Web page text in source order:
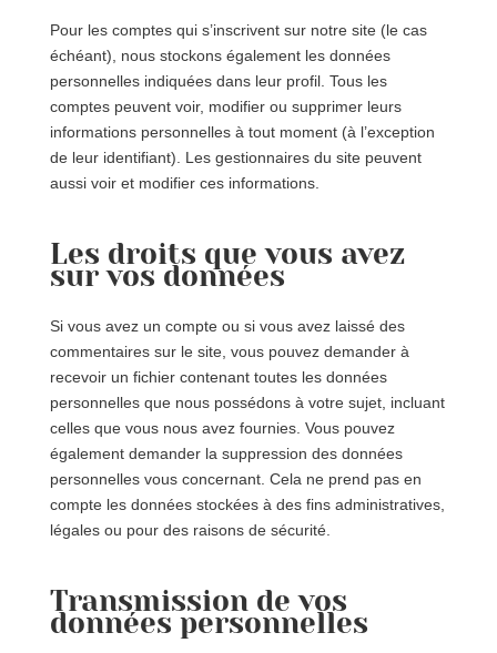
Pour les comptes qui s’inscrivent sur notre site (le cas
échéant), nous stockons également les données
personnelles indiquées dans leur profil. Tous les
comptes peuvent voir, modifier ou supprimer leurs
informations personnelles à tout moment (à l’exception
de leur identifiant). Les gestionnaires du site peuvent
aussi voir et modifier ces informations.
Les droits que vous avez
sur vos données
Si vous avez un compte ou si vous avez laissé des
commentaires sur le site, vous pouvez demander à
recevoir un fichier contenant toutes les données
personnelles que nous possédons à votre sujet, incluant
celles que vous nous avez fournies. Vous pouvez
également demander la suppression des données
personnelles vous concernant. Cela ne prend pas en
compte les données stockées à des fins administratives,
légales ou pour des raisons de sécurité.
Transmission de vos
données personnelles